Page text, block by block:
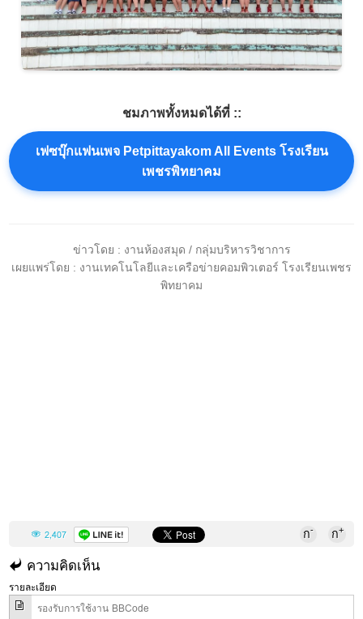
ชมภาพทั้งหมดได้ที่ ::
เฟซบุ๊กแฟนเพจ Petpittayakom All Events โรงเรียน
เพชรพิทยาคม
ข่าวโดย : งานห้องสมุด / กลุ่มบริหารวิชาการ
เผยแพร่โดย : งานเทคโนโลยีและเครือข่ายคอมพิวเตอร์ โรงเรียนเพชร
พิทยาคม
2,407 ก- ก+
ความคิดเห็น
รายละเอียด